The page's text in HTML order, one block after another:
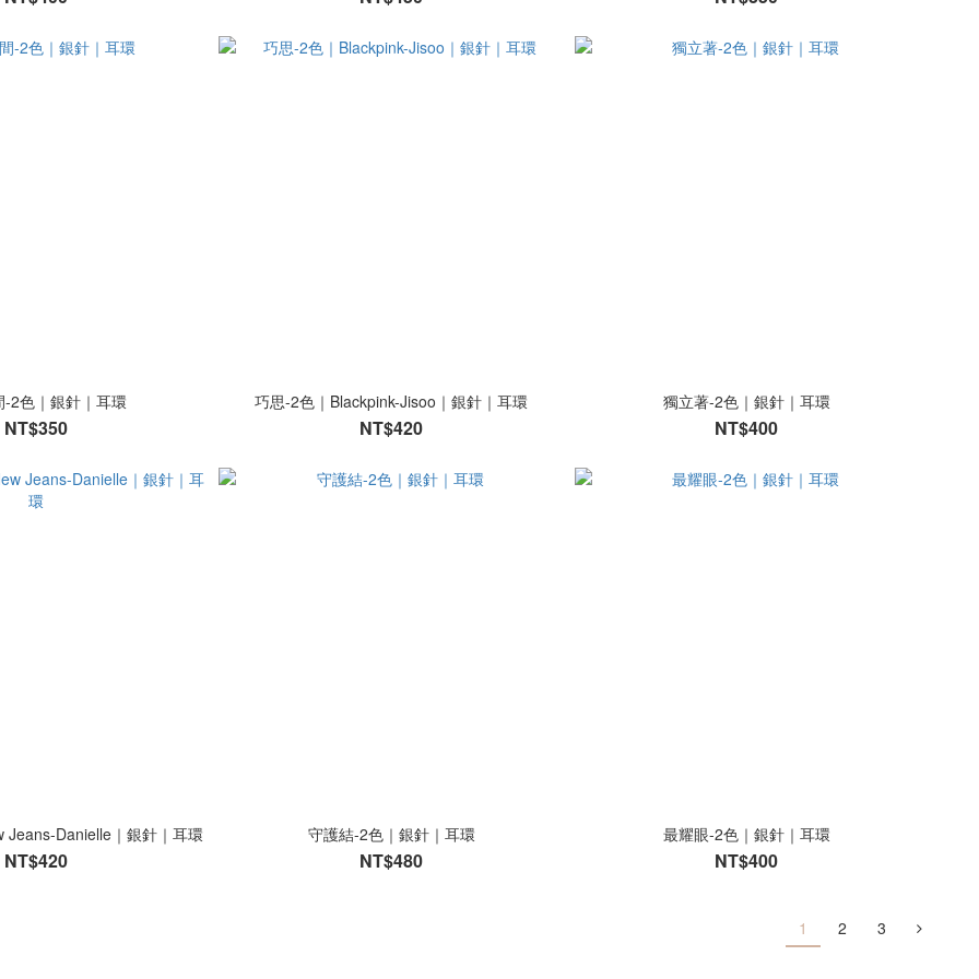
-2色｜銀針｜耳環
NT$350
巧思-2色｜Blackpink-Jisoo｜銀針｜耳環
NT$420
獨立著-2色｜銀針｜耳環
NT$400
Jeans-Danielle｜銀針｜耳環
NT$420
守護結-2色｜銀針｜耳環
NT$480
最耀眼-2色｜銀針｜耳環
NT$400
1 2 3